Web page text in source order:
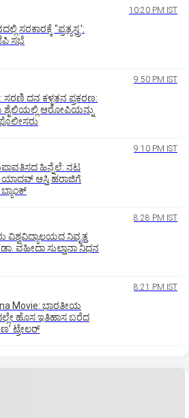
10:20 PM IST
ಸರಕಾರಕ್ಕೆ "ಪ್ರತ್ಯಸ್ತ್ರ':
ಸಭೆ
9:50 PM IST
ಸರಣಿ ದನ ಕಳ್ಳತನ ಪ್ರಕರಣ:
ಆರೋಪಿಯನ್ನು
9:10 PM IST
ಹಿನ್ನೆಲೆ: ನಟ
ಆಸ್ತಿ ಹರಾಜಿಗೆ
8:28 PM IST
ವಿಶ್ವವಿದ್ಯಾಲಯದ ನಿವೃತ್ತ
ಡಾ. ವಹೀದಾ ಸುಲ್ತಾನಾ ನಿಧನ
8:21 PM IST
Movie: ಭಾರತೀಯ
ಹೊಸ ಇತಿಹಾಸ ಬರೆದ
ಟ್ರೇಲರ್